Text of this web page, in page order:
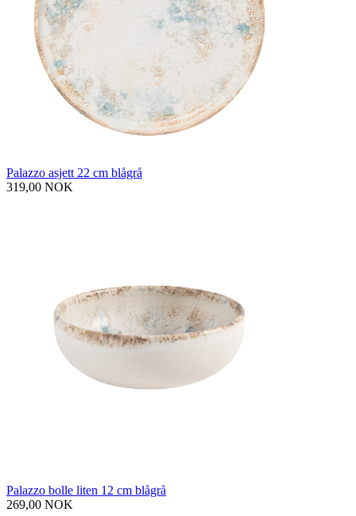
Palazzo asjett 22 cm blågrå
319,00 NOK
Palazzo bolle liten 12 cm blågrå
269,00 NOK